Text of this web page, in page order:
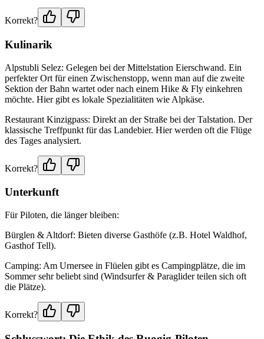
Korrekt?
Kulinarik
Alpstubli Selez: Gelegen bei der Mittelstation Eierschwand. Ein
perfekter Ort für einen Zwischenstopp, wenn man auf die zweite
Sektion der Bahn wartet oder nach einem Hike & Fly einkehren
möchte. Hier gibt es lokale Spezialitäten wie Alpkäse.
Restaurant Kinzigpass: Direkt an der Straße bei der Talstation. Der
klassische Treffpunkt für das Landebier. Hier werden oft die Flüge
des Tages analysiert.
Korrekt?
Unterkunft
Für Piloten, die länger bleiben:
Bürglen & Altdorf: Bieten diverse Gasthöfe (z.B. Hotel Waldhof,
Gasthof Tell).
Camping: Am Urnersee in Flüelen gibt es Campingplätze, die im
Sommer sehr beliebt sind (Windsurfer & Paraglider teilen sich oft
die Plätze).
Korrekt?